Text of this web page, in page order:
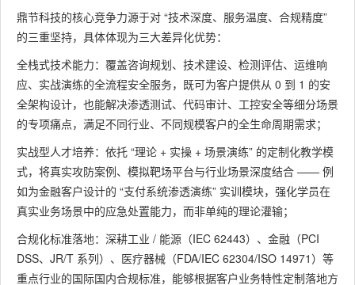
鼎节科技的核心竞争力源于对 “技术深度、服务温度、合规精度”
的三重坚持，具体体现为三大差异化优势：
全栈式技术能力：覆盖咨询规划、技术建设、检测评估、运维响
应、实战演练的全流程安全服务，既可为客户提供从 0 到 1 的安
全架构设计，也能解决渗透测试、代码审计、工控安全等细分场景
的专项痛点，满足不同行业、不同规模客户的全生命周期需求；
实战型人才培养：依托 “理论 + 实操 + 场景演练” 的定制化教学模
式，将真实攻防案例、模拟靶场平台与行业场景深度结合 —— 例
如为金融客户设计的 “支付系统渗透演练” 实训模块，强化学员在
真实业务场景中的应急处置能力，而非单纯的理论灌输；
合规化标准落地：深耕工业 / 能源（IEC 62443）、金融（PCI
DSS、JR/T 系列）、医疗器械（FDA/IEC 62304/ISO 14971）等
重点行业的国际国内合规标准，能够根据客户业务特性定制落地方